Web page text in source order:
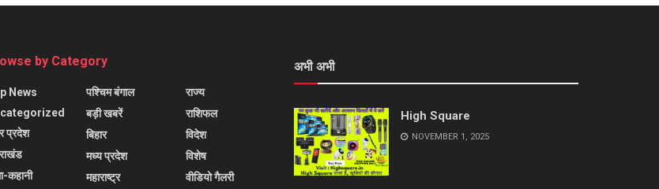
by Category
News
प्रदेश
कहानी
पश्चिम बंगाल
बड़ी खबरें
बिहार
मध्य प्रदेश
महाराष्ट्र
राज्य
राशिफल
विदेश
विशेष
वीडियो गैलरी
अभी अभी
High Square
NOVEMBER 1, 2025